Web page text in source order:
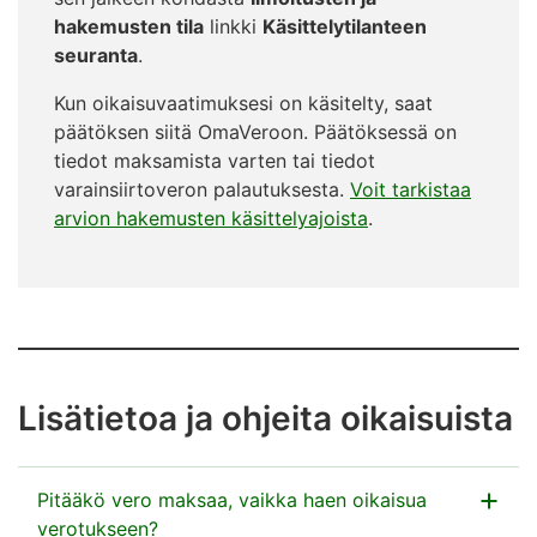
hakemusten tila linkki Käsittelytilanteen
seuranta.
Kun oikaisuvaatimuksesi on käsitelty, saat
päätöksen siitä OmaVeroon. Päätöksessä on
tiedot maksamista varten tai tiedot
varainsiirtoveron palautuksesta. Voit tarkistaa
arvion hakemusten käsittelyajoista.
Lisätietoa ja ohjeita oikaisuista
Pitääkö vero maksaa, vaikka haen oikaisua
verotukseen?